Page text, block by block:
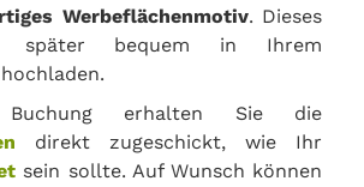
Werbeflächenmotiv. Dieses
später bequem in Ihrem
erhalten Sie die
direkt zugeschickt, wie Ihr
sein sollte. Auf Wunsch können